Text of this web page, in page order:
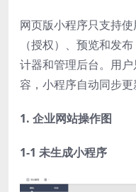
网页版小程序只支持
（授权）、预览和发
计器和管理后台。用
容，小程序自动同步更
1. 企业网站操作图
1-1 未生成小程序